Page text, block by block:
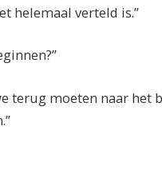
helemaal verteld is.”
terug moeten naar het